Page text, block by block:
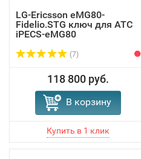
LG-Ericsson eMG80-
Fidelio.STG ключ для АТС
iPECS-eMG80
(7)
118 800 руб.
В корзину